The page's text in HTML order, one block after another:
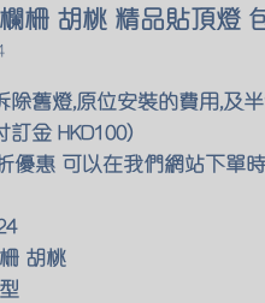
柵 胡桃 精品貼頂燈
除舊燈,原位安裝的費用,及
金 HKD100)
優惠 可以在我們網站下單
胡桃